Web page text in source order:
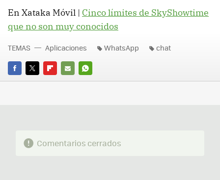
En Xataka Móvil | Cinco límites de SkyShowtime
que no son muy conocidos
FACEBOOK
TWITTERFLIPBOARD
E-
WHATSAPP
TEMAS Aplicaciones WhatsApp chat
Comentarios cerrados